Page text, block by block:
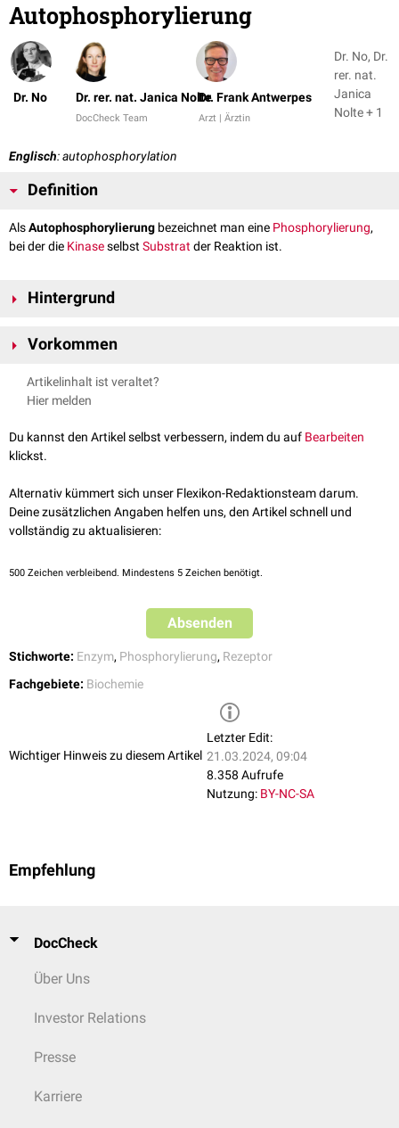
Autophosphorylierung
Dr. No Dr. rer. nat. Janica Nolte
DocCheck Team
Dr. Frank Antwerpes
Arzt | Ärztin
Dr. No, Dr.
rer. nat.
Janica
Nolte + 1
Englisch: autophosphorylation
Definition
AlsAutophosphorylierung bezeichnet man eine Phosphorylierung,
bei der die KinaseselbstSubstratder Reaktion ist.
Hintergrund
Modifikation vonProteinen
innerhalb der Proteinkinase statt. Die Reaktion kann dabei durch das
eigeneaktive Zentrum
katalysiert werden. Letzteres wird vor allem beiRezeptorenbeobachtet,
die im Zuge ihrer Aktivierung
Vorkommen
Rezeptortyrosinkinasen
Liganden
phosphorylieren und Signalkaskaden starten.
Artikelinhalt ist veraltet?
Hier melden
Du kannst den Artikel selbst verbessern, indem du auf Bearbeiten
klickst.
Alternativ kümmert sich unser Flexikon-Redaktionsteam darum.
Deine zusätzlichen Angaben helfen uns, den Artikel schnell und
vollständig zu aktualisieren:
500 Zeichen verbleibend. Mindestens 5 Zeichen benötigt.
Absenden
Stichworte: Enzym, Phosphorylierung, Rezeptor
Fachgebiete: Biochemie
Wichtiger Hinweis zu diesem Artikel
Letzter Edit:
21.03.2024, 09:04
8.358 Aufrufe
Nutzung: BY-NC-SA
Empfehlung
DocCheck
Über Uns
Investor Relations
Presse
Karriere